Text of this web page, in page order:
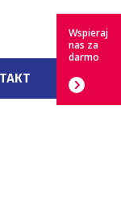
Wspieraj
nas za
darmo